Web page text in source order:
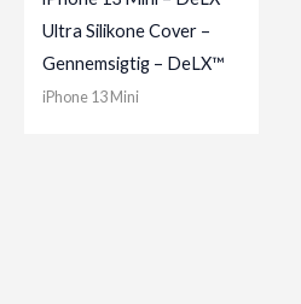
Ultra Silikone Cover –
Gennemsigtig – DeLX™
iPhone 13 Mini